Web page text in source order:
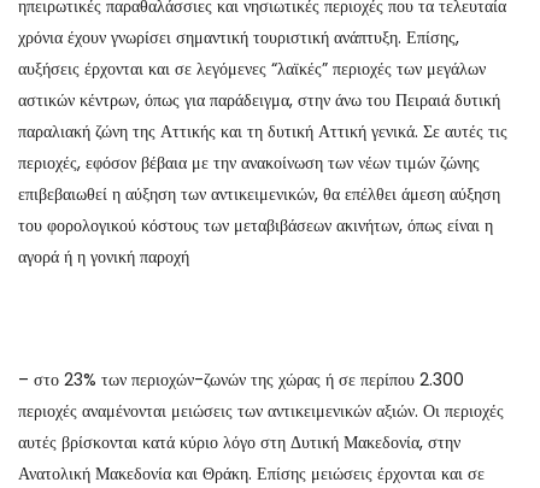
ηπειρωτικές παραθαλάσσιες και νησιωτικές περιοχές που τα τελευταία
χρόνια έχουν γνωρίσει σημαντική τουριστική ανάπτυξη. Επίσης,
αυξήσεις έρχονται και σε λεγόμενες “λαϊκές” περιοχές των μεγάλων
αστικών κέντρων, όπως για παράδειγμα, στην άνω του Πειραιά δυτική
παραλιακή ζώνη της Αττικής και τη δυτική Αττική γενικά. Σε αυτές τις
περιοχές, εφόσον βέβαια με την ανακοίνωση των νέων τιμών ζώνης
επιβεβαιωθεί η αύξηση των αντικειμενικών, θα επέλθει άμεση αύξηση
του φορολογικού κόστους των μεταβιβάσεων ακινήτων, όπως είναι η
αγορά ή η γονική παροχή
– στο 23% των περιοχών-ζωνών της χώρας ή σε περίπου 2.300
περιοχές αναμένονται μειώσεις των αντικειμενικών αξιών. Οι περιοχές
αυτές βρίσκονται κατά κύριο λόγο στη Δυτική Μακεδονία, στην
Ανατολική Μακεδονία και Θράκη. Επίσης μειώσεις έρχονται και σε